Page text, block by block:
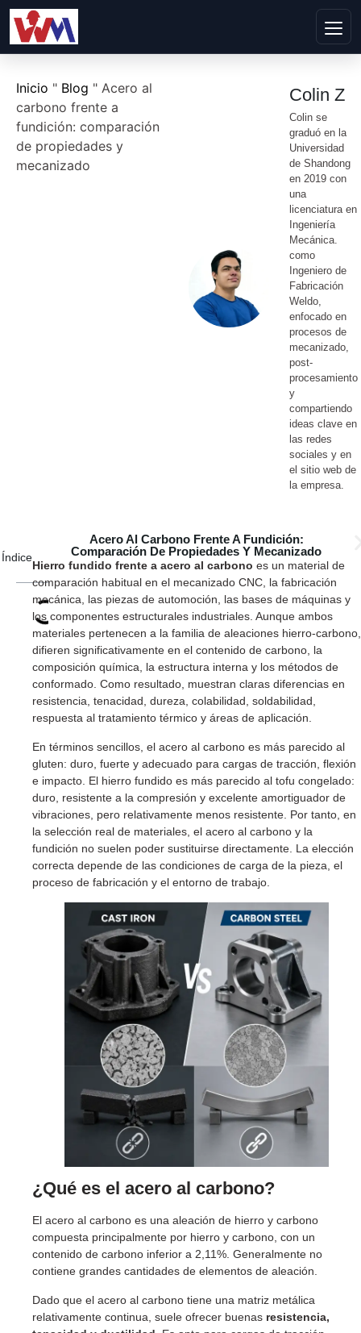
Inicio " Blog " Acero al
carbono frente a
fundición: comparación
de propiedades y
mecanizado
Colin Z
Colin se
graduó en la
Universidad
de Shandong
en 2019 con
una
licenciatura en
Ingeniería
Mecánica.
como
Ingeniero de
Fabricación
Weldo,
enfocado en
procesos de
mecanizado,
post-
procesamiento
y
compartiendo
ideas clave en
las redes
sociales y en
el sitio web de
la empresa.
Índice
Acero Al Carbono Frente A Fundición:
Comparación De Propiedades Y Mecanizado
Hierro fundido frente a acero al carbono es un material de
comparación habitual en el mecanizado CNC, la fabricación
mecánica, las piezas de automoción, las bases de máquinas y
los componentes estructurales industriales. Aunque ambos
materiales pertenecen a la familia de aleaciones hierro-carbono,
difieren significativamente en el contenido de carbono, la
composición química, la estructura interna y los métodos de
conformado. Como resultado, muestran claras diferencias en
resistencia, tenacidad, dureza, colabilidad, soldabilidad,
respuesta al tratamiento térmico y áreas de aplicación.
En términos sencillos, el acero al carbono es más parecido al
gluten: duro, fuerte y adecuado para cargas de tracción, flexión
e impacto. El hierro fundido es más parecido al tofu congelado:
duro, resistente a la compresión y excelente amortiguador de
vibraciones, pero relativamente menos resistente. Por tanto, en
la selección real de materiales, el acero al carbono y la
fundición no suelen poder sustituirse directamente. La elección
correcta depende de las condiciones de carga de la pieza, el
proceso de fabricación y el entorno de trabajo.
¿Qué es el acero al carbono?
El acero al carbono es una aleación de hierro y carbono
compuesta principalmente por hierro y carbono, con un
contenido de carbono inferior a 2,11%. Generalmente no
contiene grandes cantidades de elementos de aleación.
Dado que el acero al carbono tiene una matriz metálica
relativamente continua, suele ofrecer buenas resistencia,